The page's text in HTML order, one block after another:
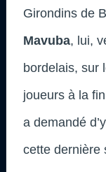
Girondins de
Mavuba, lui,
bordelais, sur
joueurs à la
a demandé
cette dernière